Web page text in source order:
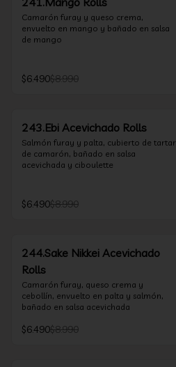
Camarón furay y queso crema,
envuelto en mango y bañado en salsa
de mango
$6.490$8.990
243.Ebi Acevichado Rolls
Salmón furay y palta, cubierto de tartar
de camarón, bañado en salsa
acevichada y ciboulette
$6.490$8.990
244.Sake Nikkei Acevichado
Rolls
Camarón furay, queso crema y
cebollín, envuelto en palta y salmón,
bañado en salsa acevichada
$6.490$8.990